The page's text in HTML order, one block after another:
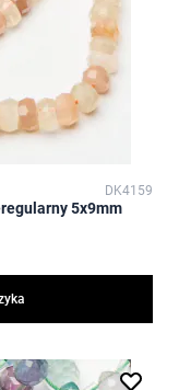
DK4159
5x9mm